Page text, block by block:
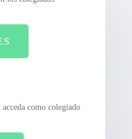
como colegiado